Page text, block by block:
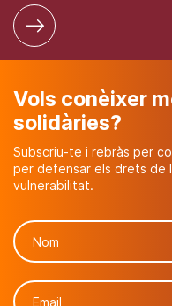
Vols conèixer
solidàries?
Subscriu-te i rebràs per
per defensar els drets de
vulnerabilitat.